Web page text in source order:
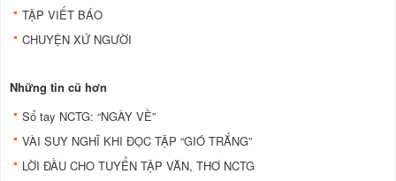
TẬP VIẾT BÁO
CHUYỆN XỨ NGƯỜI
Những tin cũ hơn
Sổ tay NCTG: “NGÀY VỀ”
VÀI SUY NGHĨ KHI ĐỌC TẬP “GIÓ TRẮNG”
LỜI ĐẦU CHO TUYỂN TẬP VĂN, THƠ NCTG